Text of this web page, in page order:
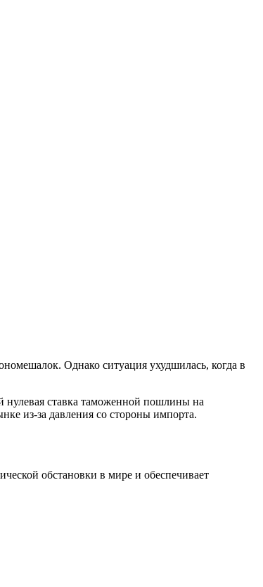
Однако ситуация ухудшилась, когда в
ставка таможенной пошлины на
из-за давления со стороны импорта.
обстановки в мире и обеспечивает